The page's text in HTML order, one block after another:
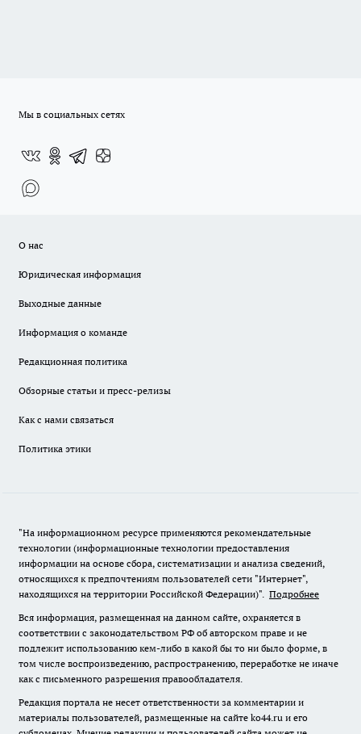
Мы в социальных сетях
О нас
Юридическая информация
Выходные данные
Информация о команде
Редакционная политика
Обзорные статьи и пресс-релизы
Как с нами связаться
Политика этики
"На информационном ресурсе применяются рекомендательные
технологии (информационные технологии предоставления
информации на основе сбора, систематизации и анализа сведений,
относящихся к предпочтениям пользователей сети "Интернет",
находящихся на территории Российской Федерации)". Подробнее
Вся информация, размещенная на данном сайте, охраняется в
соответствии с законодательством РФ об авторском праве и не
подлежит использованию кем-либо в какой бы то ни было форме, в
том числе воспроизведению, распространению, переработке не иначе
как с письменного разрешения правообладателя.
Редакция портала не несет ответственности за комментарии и
материалы пользователей, размещенные на сайте ko44.ru и его